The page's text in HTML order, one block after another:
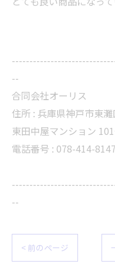
--
合同会社オーリス
住所 : 兵庫県神戸市東
東田中屋マンション
電話番号 : 078-414-8147
--
< 前のページ